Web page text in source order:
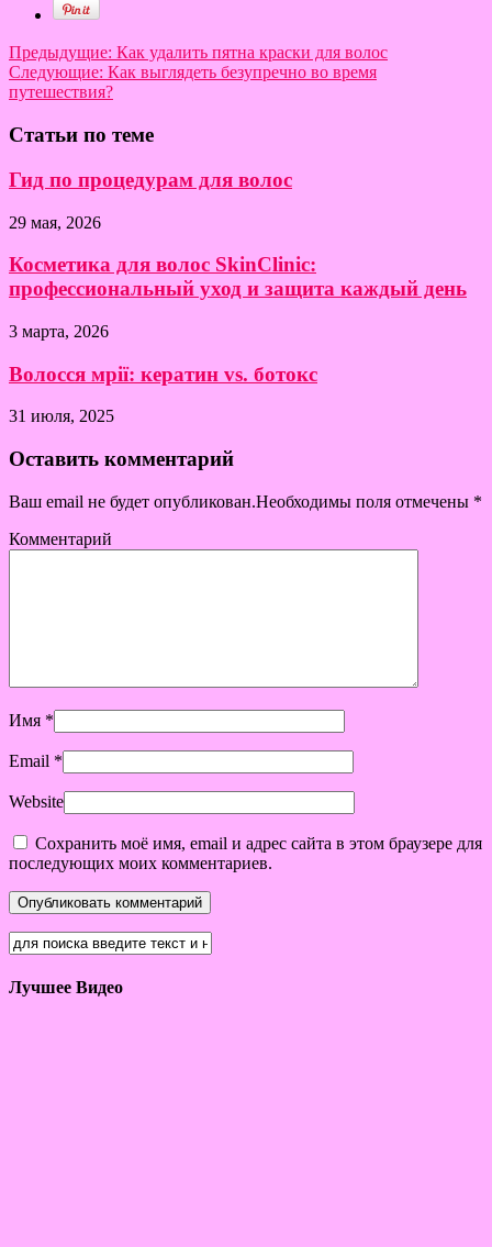
Предыдущие: Как удалить пятна краски для волос
Следующие: Как выглядеть безупречно во время
путешествия?
Статьи по теме
Гид по процедурам для волос
29 мая, 2026
Косметика для волос SkinClinic:
профессиональный уход и защита каждый день
3 марта, 2026
Волосся мрії: кератин vs. ботокс
31 июля, 2025
Оставить комментарий
Ваш email не будет опубликован.Необходимы поля отмечены *
Комментарий
Имя *
Email *
Website
Сохранить моё имя, email и адрес сайта в этом браузере для
последующих моих комментариев.
Лучшее Видео